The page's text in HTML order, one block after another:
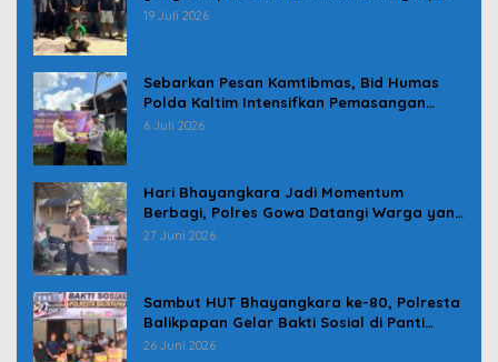
Tim Gabungan di Jeneponto
19 Juli 2026
Sebarkan Pesan Kamtibmas, Bid Humas
Polda Kaltim Intensifkan Pemasangan
Spanduk serta Pembagian Stiker
6 Juli 2026
Hari Bhayangkara Jadi Momentum
Berbagi, Polres Gowa Datangi Warga yang
Membutuhkan
27 Juni 2026
Sambut HUT Bhayangkara ke-80, Polresta
Balikpapan Gelar Bakti Sosial di Panti
Asuhan Jabal Rahmah
26 Juni 2026